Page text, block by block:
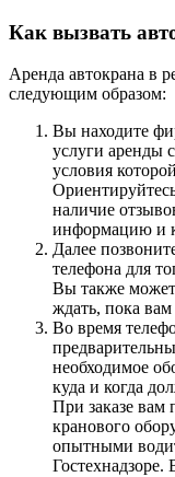
Как вызвать
Аренда автокрана в
следующим образом:
Вы находите
услуги аренды
условия
наличие
информацию и
Далее
телефона для
Вы также
ждать, пока вам
Во время
необходимое
куда и когда
При заказе вам
кранового
опытными